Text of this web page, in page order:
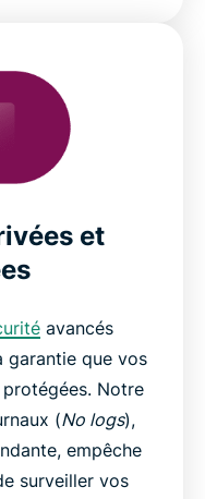
et
avancés
garantie que vos
Notre
(No logs),
empêche
surveiller vos